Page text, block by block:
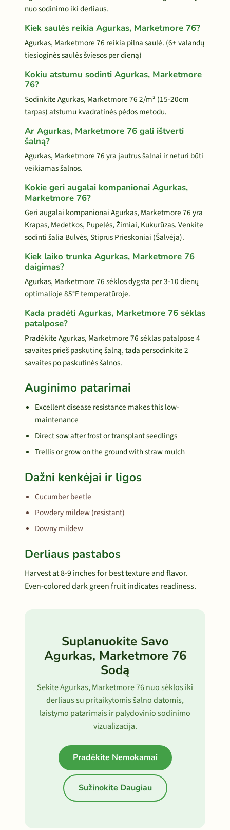
nuo sodinimo iki derliaus.
Kiek saulės reikia Agurkas, Marketmore 76?
Agurkas, Marketmore 76 reikia pilna saulė. (6+ valandų
tiesioginės saulės šviesos per dieną)
Kokiu atstumu sodinti Agurkas, Marketmore
76?
Sodinkite Agurkas, Marketmore 76 2/m² (15-20cm
tarpas) atstumu kvadratinės pėdos metodu.
Ar Agurkas, Marketmore 76 gali ištverti
šalną?
Agurkas, Marketmore 76 yra jautrus šalnai ir neturi būti
veikiamas šalnos.
Kokie geri augalai kompanionai Agurkas,
Marketmore 76?
Geri augalai kompanionai Agurkas, Marketmore 76 yra
Krapas, Medetkos, Pupelės, Žirniai, Kukurūzas. Venkite
sodinti šalia Bulvės, Stiprūs Prieskoniai (Šalvėja).
Kiek laiko trunka Agurkas, Marketmore 76
daigimas?
Agurkas, Marketmore 76 sėklos dygsta per 3-10 dienų
optimalioje 85°F temperatūroje.
Kada pradėti Agurkas, Marketmore 76 sėklas
patalpose?
Pradėkite Agurkas, Marketmore 76 sėklas patalpose 4
savaites prieš paskutinę šalną, tada persodinkite 2
savaites po paskutinės šalnos.
Auginimo patarimai
Excellent disease resistance makes this low-
maintenance
Direct sow after frost or transplant seedlings
Trellis or grow on the ground with straw mulch
Dažni kenkėjai ir ligos
Cucumber beetle
Powdery mildew (resistant)
Downy mildew
Derliaus pastabos
Harvest at 8-9 inches for best texture and flavor.
Even-colored dark green fruit indicates readiness.
Suplanuokite Savo
Agurkas, Marketmore 76
Sodą
Sekite Agurkas, Marketmore 76 nuo sėklos iki
derliaus su pritaikytomis šalno datomis,
laistymo patarimais ir palydovinio sodinimo
vizualizacija.
Pradėkite Nemokamai
Sužinokite Daugiau